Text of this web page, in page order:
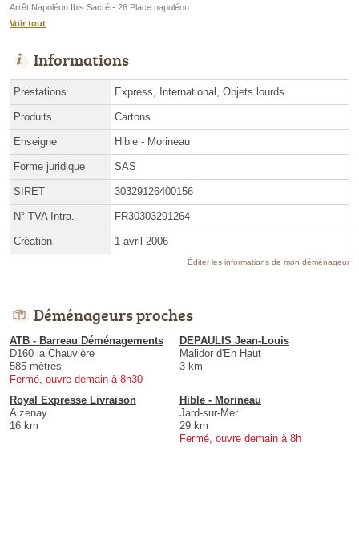
Arrêt Napoléon Ibis Sacré - 26 Place napoléon
Voir tout
Informations
Prestations Express, International, Objets lourds
Produits Cartons
Enseigne Hible - Morineau
Forme juridique SAS
SIRET 30329126400156
N° TVA Intra. FR30303291264
Création 1 avril 2006
Éditer les informations de mon déménageur
Déménageurs proches
ATB - Barreau Déménagements
D160 la Chauvière
585 mètres
Fermé, ouvre demain à 8h30
DEPAULIS Jean-Louis
Malidor d'En Haut
3 km
Royal Expresse Livraison
Aizenay
16 km
Hible - Morineau
Jard-sur-Mer
29 km
Fermé, ouvre demain à 8h